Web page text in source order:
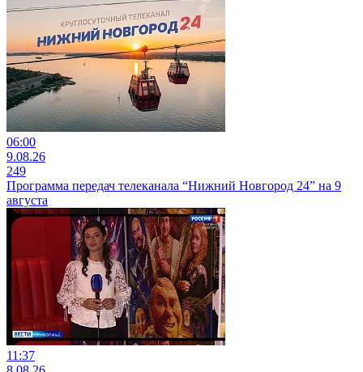
06:00
9.08.26
249
Программа передач телеканала “Нижний Новгород 24” на 9
августа
11:37